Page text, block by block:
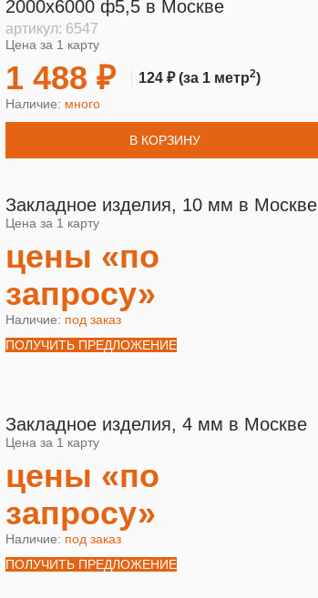
2000х6000 ф5,5 в Москве
артикул: 6547
Цена за 1 карту
1 488 ₽ 124 ₽(за 1 метр2)
Наличие: много
В КОРЗИНУ
Закладное изделия, 10 мм в Москве
Цена за 1 карту
цены «по
запросу»
Наличие: под заказ
ПОЛУЧИТЬ ПРЕДЛОЖЕНИЕ
Закладное изделия, 4 мм в Москве
Цена за 1 карту
цены «по
запросу»
Наличие: под заказ
ПОЛУЧИТЬ ПРЕДЛОЖЕНИЕ